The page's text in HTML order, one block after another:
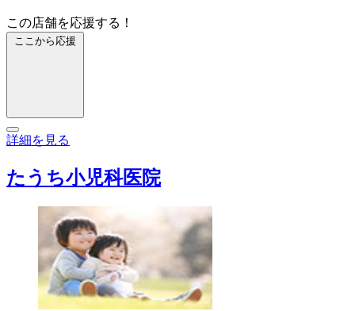
この店舗を応援する！
ここから応援
詳細を見る
たうち小児科医院